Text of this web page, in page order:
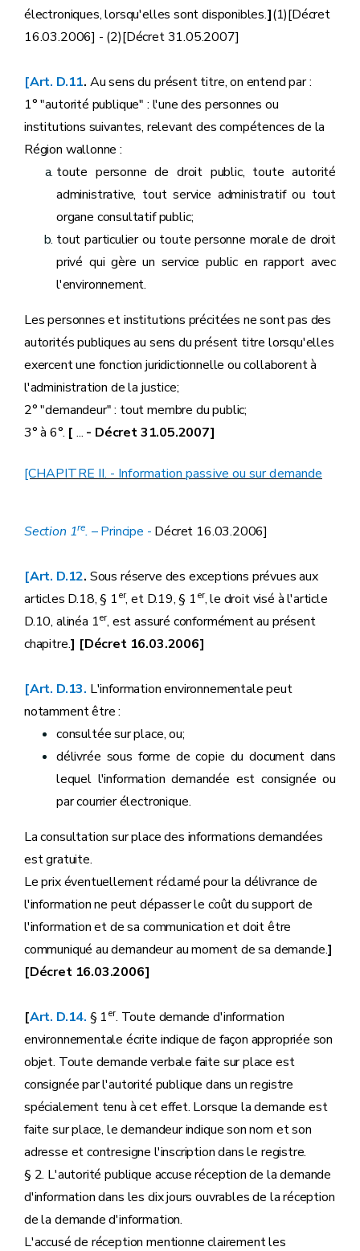
électroniques, lorsqu'elles sont disponibles.](1)[Décret
16.03.2006] - (2)[Décret 31.05.2007]
[Art. D.11. Au sens du présent titre, on entend par :
1° "autorité publique" : l'une des personnes ou
institutions suivantes, relevant des compétences de la
Région wallonne :
toute personne de droit public, toute autorité
administrative, tout service administratif ou tout
organe consultatif public;
tout particulier ou toute personne morale de droit
privé qui gère un service public en rapport avec
l'environnement.
Les personnes et institutions précitées ne sont pas des
autorités publiques au sens du présent titre lorsqu'elles
exercent une fonction juridictionnelle ou collaborent à
l'administration de la justice;
2° "demandeur" : tout membre du public;
3° à 6°. [... - Décret 31.05.2007]
[CHAPITRE II. - Information passive ou sur demande
Section 1re. – Principe - Décret 16.03.2006]
[Art. D.12. Sous réserve des exceptions prévues aux
articles D.18, § 1er, et D.19, § 1er, le droit visé à l'article
D.10, alinéa 1er, est assuré conformément au présent
chapitre.] [Décret 16.03.2006]
[Art. D.13. L'information environnementale peut
notamment être :
consultée sur place, ou;
délivrée sous forme de copie du document dans
lequel l'information demandée est consignée ou
par courrier électronique.
La consultation sur place des informations demandées
est gratuite.
Le prix éventuellement réclamé pour la délivrance de
l'information ne peut dépasser le coût du support de
l'information et de sa communication et doit être
communiqué au demandeur au moment de sa demande.]
[Décret 16.03.2006]
[Art. D.14. § 1er. Toute demande d'information
environnementale écrite indique de façon appropriée son
objet. Toute demande verbale faite sur place est
consignée par l'autorité publique dans un registre
spécialement tenu à cet effet. Lorsque la demande est
faite sur place, le demandeur indique son nom et son
adresse et contresigne l'inscription dans le registre.
§ 2. L'autorité publique accuse réception de la demande
d'information dans les dix jours ouvrables de la réception
de la demande d'information.
L'accusé de réception mentionne clairement les